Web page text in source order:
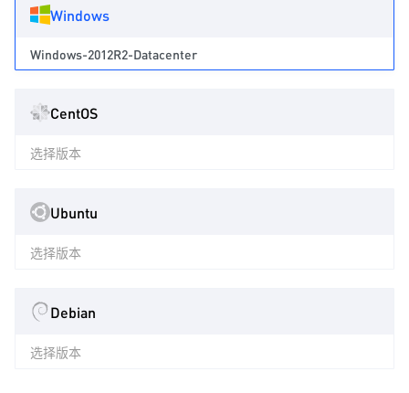
Windows
Windows-2012R2-Datacenter
CentOS
选择版本
Ubuntu
选择版本
Debian
选择版本